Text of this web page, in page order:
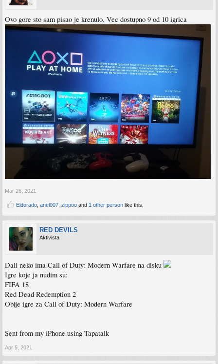
Ovo gore sto sam pisao je krenulo. Vec dostupno 9 od 10 igrica
Mar 26, 2021
Eldorado anel007 zippoo and 1 other person like this.
RED DEVILS
Aktivista
Dali neko ima Call of Duty: Modern Warfare na disku
Igre koje ja nudim su:
FIFA 18
Red Dead Redemption 2
Obije igre za Call of Duty: Modern Warfare
Sent from my iPhone using Tapatalk
Apr 5, 2021